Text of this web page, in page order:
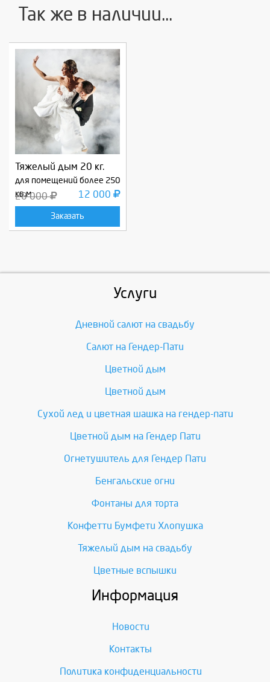
Так же в наличии...
Тяжелый дым 20 кг.
для помещений более 250
кв.м
20 000 12 000
Заказать
Услуги
Дневной салют на свадьбу
Салют на Гендер-Пати
Цветной дым
Цветной дым
Сухой лед и цветная шашка на гендер-пати
Цветной дым на Гендер Пати
Огнетушитель для Гендер Пати
Бенгальские огни
Фонтаны для торта
Конфетти Бумфети Хлопушка
Тяжелый дым на свадьбу
Цветные вспышки
Информация
Новости
Контакты
Политика конфиденциальности